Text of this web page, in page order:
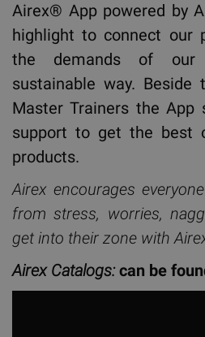
Airex® App powered by
highlight to connect our
the demands of our
sustainable way.
Master Trainers the App
support to get the best
products.
Airex encourages
from stress, worries,
get into their zone with
Airex Catalogs:can be